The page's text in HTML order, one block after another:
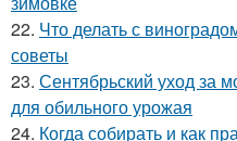
22. Что делать с
советы
23. Сентябрьский уход за
для обильного урожая
24. Когда собирать и как